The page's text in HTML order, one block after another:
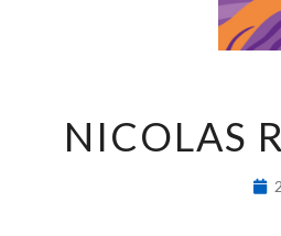
NICOLAS